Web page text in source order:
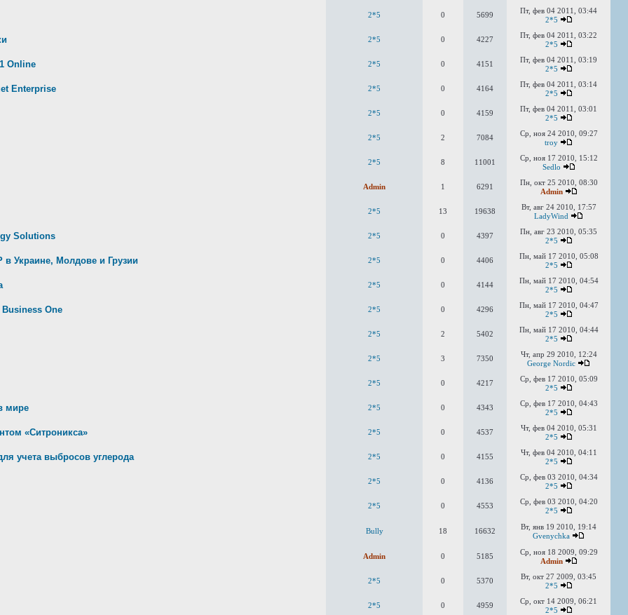
2*5 0 5699
Пт, фев 04 2011, 03:44
2*5
2*5 0 4227
Пт, фев 04 2011, 03:22
2*5
Online 2*5 0 4151
Пт, фев 04 2011, 03:19
2*5
Enterprise 2*5 0 4164
Пт, фев 04 2011, 03:14
2*5
2*5 0 4159
Пт, фев 04 2011, 03:01
2*5
2*5 2 7084
Ср, ноя 24 2010, 09:27
troy
2*5 8 11001
Ср, ноя 17 2010, 15:12
Sedlo
Admin 1 6291
Пн, окт 25 2010, 08:30
Admin
2*5 13 19638
Вт, авг 24 2010, 17:57
LadyWind
Solutions 2*5 0 4397
Пн, авг 23 2010, 05:35
2*5
в Украине, Молдове и Грузии 2*5 0 4406
Пн, май 17 2010, 05:08
2*5
2*5 0 4144
Пн, май 17 2010, 04:54
2*5
One 2*5 0 4296
Пн, май 17 2010, 04:47
2*5
2*5 2 5402
Пн, май 17 2010, 04:44
2*5
2*5 3 7350
Чт, апр 29 2010, 12:24
George Nordic
2*5 0 4217
Ср, фев 17 2010, 05:09
2*5
мире 2*5 0 4343
Ср, фев 17 2010, 04:43
2*5
«Ситроникса» 2*5 0 4537
Чт, фев 04 2010, 05:31
2*5
учета выбросов углерода 2*5 0 4155
Чт, фев 04 2010, 04:11
2*5
2*5 0 4136
Ср, фев 03 2010, 04:34
2*5
2*5 0 4553
Ср, фев 03 2010, 04:20
2*5
Bully 18 16632
Вт, янв 19 2010, 19:14
Gvenychka
Admin 0 5185
Ср, ноя 18 2009, 09:29
Admin
2*5 0 5370
Вт, окт 27 2009, 03:45
2*5
2*5 0 4959
Ср, окт 14 2009, 06:21
2*5